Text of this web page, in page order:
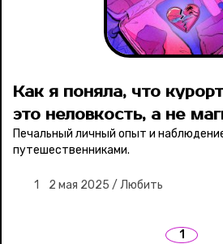
Как я поняла, что
это неловкость, а не
Печальный личный опыт и
путешественниками.
1 2 мая 2025 / Любить
1